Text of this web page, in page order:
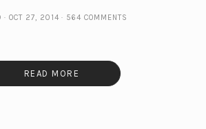
OCT 27, 2014 564 COMMENTS
READ MORE